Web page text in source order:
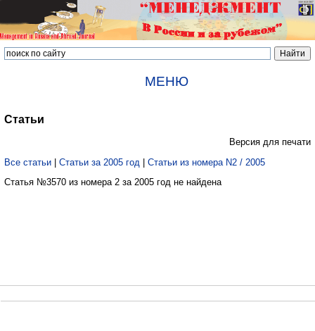
МЕНЮ
Статьи
Версия для печати
Все статьи | Статьи за 2005 год | Статьи из номера N2 / 2005
Статья №3570 из номера 2 за 2005 год не найдена